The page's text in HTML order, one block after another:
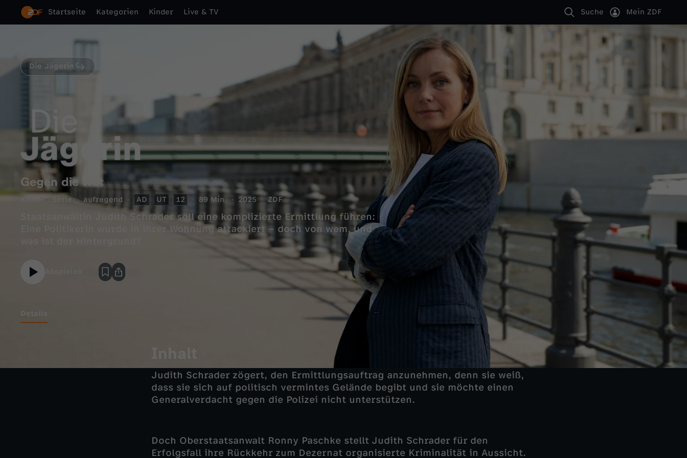
Startseite Kategorien Kinder Live & TV Suche Mein ZDF
Die Jägerin
Gegen die Wut
Serie aufregend AD UT 12 89 Min. 2025 ZDF
Staatsanwältin Judith Schrader soll eine komplizierte Ermittlung führen:
Eine Politikerin wurde in ihrer Wohnung attackiert – doch von wem, und
Details
Judith Schrader zögert, den Ermittlungsauftrag anzunehmen, denn sie weiß,
dass sie sich auf politisch vermintes Gelände begibt und sie möchte einen
Generalverdacht gegen die Polizei nicht unterstützen.
Doch Oberstaatsanwalt Ronny Paschke stellt Judith Schrader für den
Erfolgsfall ihre Rückkehr zum Dezernat organisierte Kriminalität in Aussicht.